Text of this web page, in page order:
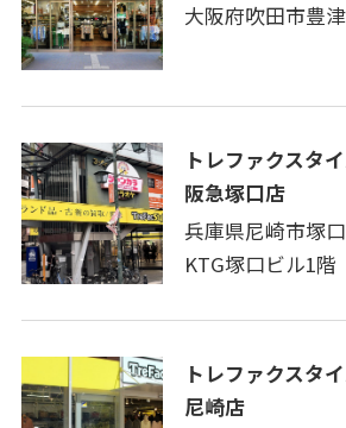
大阪府吹田市豊
トレファクスタ
阪急塚口店
兵庫県尼崎市塚
KTG塚口ビル1階
トレファクスタ
尼崎店